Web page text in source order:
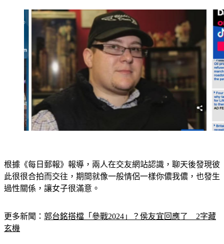
根據《每日郵報》報導，兩人在交友網站認識，聊天後發現彼
此很很合拍而交往，期間就像一般情侶一樣你儂我儂，也發生
更多新聞：